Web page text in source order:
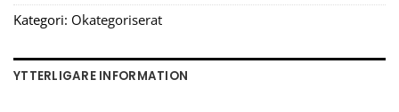
Kategori: Okategoriserat
YTTERLIGARE INFORMATION